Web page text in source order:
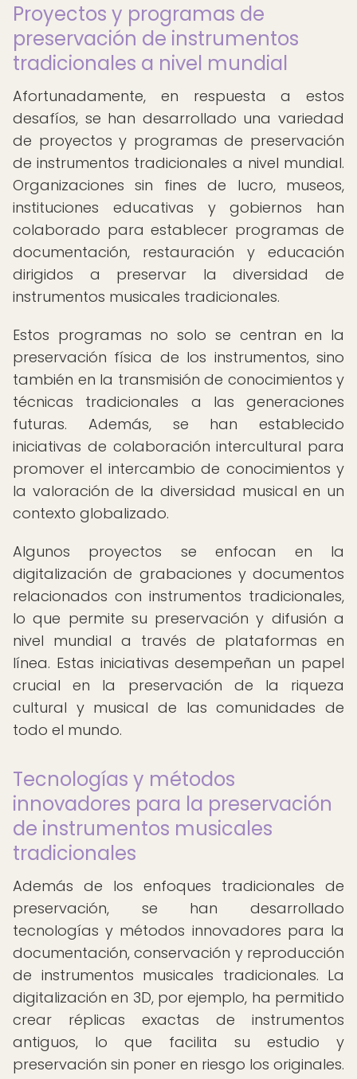
Proyectos y programas de
preservación de instrumentos
tradicionales a nivel mundial
Afortunadamente, en respuesta a estos
desafíos, se han desarrollado una variedad
de proyectos y programas de preservación
de instrumentos tradicionales a nivel mundial.
Organizaciones sin fines de lucro, museos,
instituciones educativas y gobiernos han
colaborado para establecer programas de
documentación, restauración y educación
dirigidos a preservar la diversidad de
instrumentos musicales tradicionales.
Estos programas no solo se centran en la
preservación física de los instrumentos, sino
también en la transmisión de conocimientos y
técnicas tradicionales a las generaciones
futuras. Además, se han establecido
iniciativas de colaboración intercultural para
promover el intercambio de conocimientos y
la valoración de la diversidad musical en un
contexto globalizado.
Algunos proyectos se enfocan en la
digitalización de grabaciones y documentos
relacionados con instrumentos tradicionales,
lo que permite su preservación y difusión a
nivel mundial a través de plataformas en
línea. Estas iniciativas desempeñan un papel
crucial en la preservación de la riqueza
cultural y musical de las comunidades de
todo el mundo.
Tecnologías y métodos
innovadores para la preservación
de instrumentos musicales
tradicionales
Además de los enfoques tradicionales de
preservación, se han desarrollado
tecnologías y métodos innovadores para la
documentación, conservación y reproducción
de instrumentos musicales tradicionales. La
digitalización en 3D, por ejemplo, ha permitido
crear réplicas exactas de instrumentos
antiguos, lo que facilita su estudio y
preservación sin poner en riesgo los originales.